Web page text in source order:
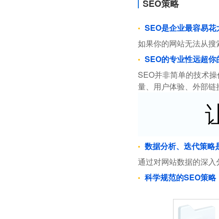
SEO策略
SEO是企业最容易
如果你的网站无法从
SEO的专业性远超你
SEO并非简单的技术
量、用户体验、外部
数据分析、迭代策略
通过对网站数据的深
科学规范的SEO策略